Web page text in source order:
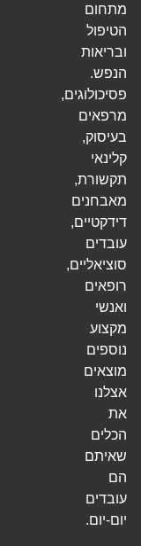
מתחום
הטיפול
ובריאות
הנפש.
פסיכולוגים,
מרפאים
בעיסוק,
קלינאי
תקשורת,
מאבחנים
דידקטיים,
עובדים
סוציאליים,
רופאים
ואנשי
מקצוע
נוספים
מוצאים
אצלנו
את
הכלים
שאיתם
הם
עובדים
יום-יום.